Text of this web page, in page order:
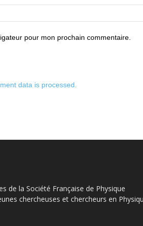
pour mon prochain commentaire.
data is processed.
de la Société Française de Physique
chercheuses et chercheurs en